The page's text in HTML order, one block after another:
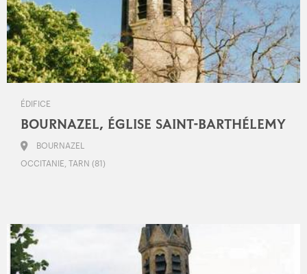
ÉDIFICE
BOURNAZEL, ÉGLISE SAINT-BARTHÉLEMY
BOURNAZEL
OCCITANIE, TARN (81)